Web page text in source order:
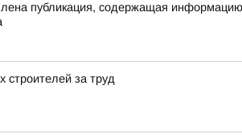
публикация, содержащая
строителей за труд